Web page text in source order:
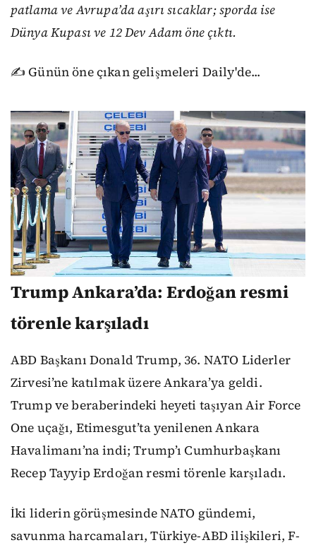
patlama ve Avrupa’da aşırı sıcaklar; sporda ise
Dünya Kupası ve 12 Dev Adam öne çıktı.
✍️ Günün öne çıkan gelişmeleri Daily'de...
Trump Ankara’da: Erdoğan resmi
törenle karşıladı
ABD Başkanı Donald Trump, 36. NATO Liderler
Zirvesi’ne katılmak üzere Ankara’ya geldi.
Trump ve beraberindeki heyeti taşıyan Air Force
One uçağı, Etimesgut’ta yenilenen Ankara
Havalimanı’na indi; Trump’ı Cumhurbaşkanı
Recep Tayyip Erdoğan resmi törenle karşıladı.
İki liderin görüşmesinde NATO gündemi,
savunma harcamaları, Türkiye-ABD ilişkileri, F-